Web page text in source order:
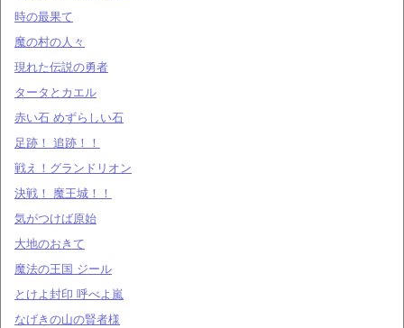
時の最果て
魔の村の人々
現れた伝説の勇者
タータとカエル
赤い石 めずらしい石
足跡！ 追跡！！
戦え！グランドリオン
決戦！ 魔王城！！
気がつけば原始
大地のおきて
魔法の王国 ジール
とけよ封印 呼べよ嵐
なげきの山の賢者様